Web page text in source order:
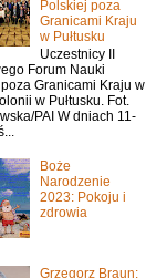
Polskiej poza
Granicami Kraju
w Pułtusku
Uczestnicy II
Forum Nauki
Granicami Kraju w
w Pułtusku. Fot.
PAI W dniach 11-
Boże
Narodzenie
2023: Pokoju i
zdrowia
Grzegorz Braun: